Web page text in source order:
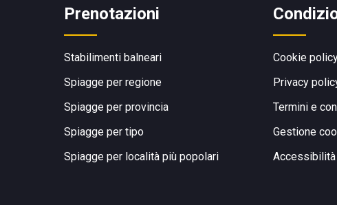
Prenotazioni
Stabilimenti balneari
Spiagge per regione
Spiagge per provincia
Spiagge per tipo
Spiagge per località più popolari
Cookie
Privacy
Termini e
Gestione